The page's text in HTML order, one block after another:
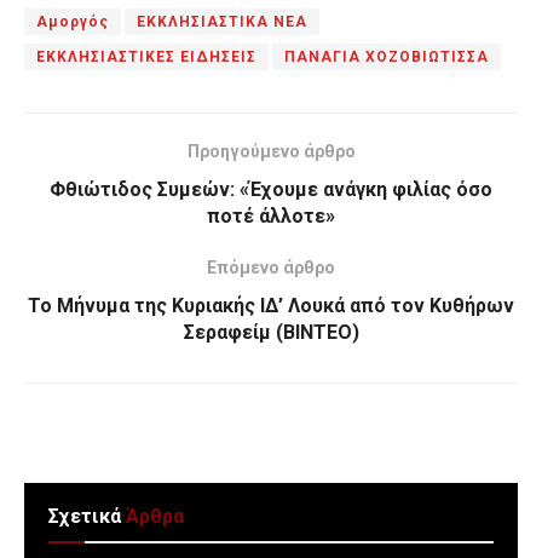
Αμοργός ΕΚΚΛΗΣΙΑΣΤΙΚΑ ΝΕΑ
ΕΚΚΛΗΣΙΑΣΤΙΚΕΣ ΕΙΔΗΣΕΙΣ ΠΑΝΑΓΙΑ ΧΟΖΟΒΙΩΤΙΣΣΑ
Προηγούμενο άρθρο
Φθιώτιδος Συμεών: «Έχουμε ανάγκη φιλίας όσο
ποτέ άλλοτε»
Επόμενο άρθρο
Το Μήνυμα της Κυριακής ΙΔ’ Λουκά από τον Κυθήρων
Σεραφείμ (ΒΙΝΤΕΟ)
ΣχετικάΆρθρα